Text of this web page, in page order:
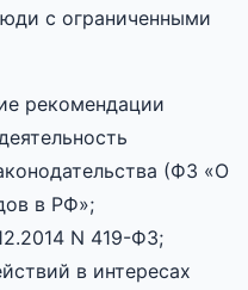
с ограниченными
рекомендации
(ФЗ «О
в РФ»;
N 419-ФЗ;
в интересах